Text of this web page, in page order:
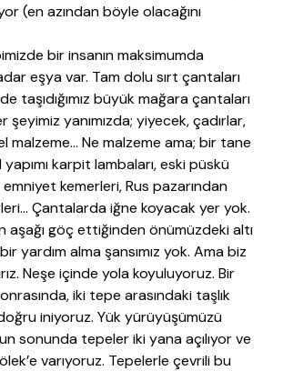
(en azından böyle olacağını
bir insanın maksimumda
eşya var. Tam dolu sırt çantaları
taşıdığımız büyük mağara çantaları
şeyimiz yanımızda; yiyecek, çadırlar,
malzeme… Ne malzeme ama; bir tane
yapımı karpit lambaları, eski püskü
emniyet kemerleri, Rus pazarından
Çantalarda iğne koyacak yer yok.
aşağı göç ettiğinden önümüzdeki altı
yardım alma şansımız yok. Ama biz
Neşe içinde yola koyuluyoruz. Bir
iki tepe arasındaki taşlık
iniyoruz. Yük yürüyüşümüzü
sonunda tepeler iki yana açılıyor ve
varıyoruz. Tepelerle çevrili bu